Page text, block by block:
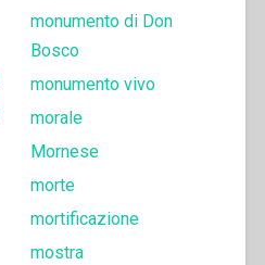
monumento di Don
Bosco
monumento vivo
morale
Mornese
morte
mortificazione
mostra